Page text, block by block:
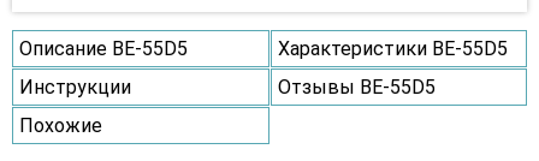
Описание BE-55D5
Характеристики BE-55D5
Инструкции
Отзывы BE-55D5
Похожие